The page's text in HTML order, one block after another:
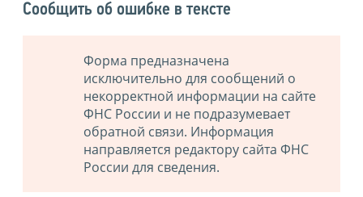
Сообщить об ошибке в тексте
Форма предназначена
исключительно для сообщений о
некорректной информации на сайте
ФНС России и не подразумевает
обратной связи. Информация
направляется редактору сайта ФНС
России для сведения.